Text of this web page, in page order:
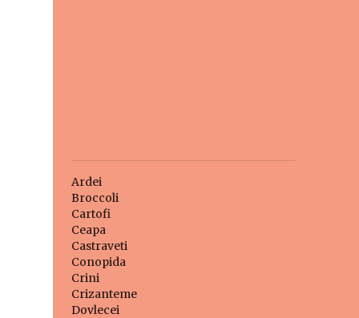
Ardei
Broccoli
Cartofi
Ceapa
Castraveti
Conopida
Crini
Crizanteme
Dovlecei